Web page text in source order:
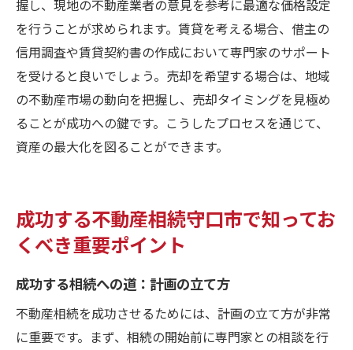
握し、現地の不動産業者の意見を参考に最適な価格設定
を行うことが求められます。賃貸を考える場合、借主の
信用調査や賃貸契約書の作成において専門家のサポート
を受けると良いでしょう。売却を希望する場合は、地域
の不動産市場の動向を把握し、売却タイミングを見極め
ることが成功への鍵です。こうしたプロセスを通じて、
資産の最大化を図ることができます。
成功する不動産相続守口市で知ってお
くべき重要ポイント
成功する相続への道：計画の立て方
不動産相続を成功させるためには、計画の立て方が非常
に重要です。まず、相続の開始前に専門家との相談を行